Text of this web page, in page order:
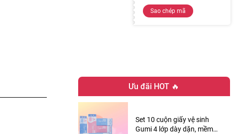
Sao chép mã
Ưu đãi HOT 🔥
Set 10 cuộn giấy vệ sinh
Gumi 4 lớp dày dặn, mềm